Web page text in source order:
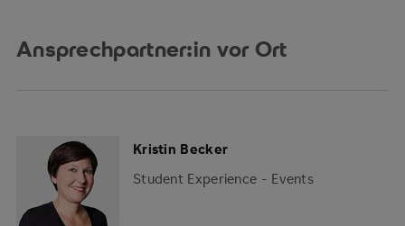
Ansprechpartner:in vor Ort
Kristin Becker
Student Experience - Events